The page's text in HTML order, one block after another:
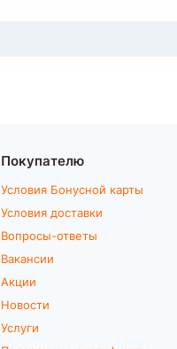
Покупателю
Условия Бонусной карты
Условия доставки
Вопросы-ответы
Вакансии
Акции
Новости
Услуги